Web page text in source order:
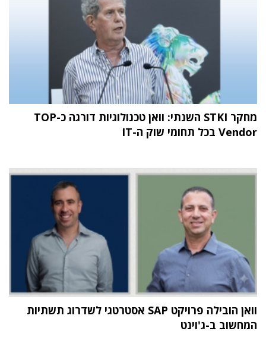
מחקר STKI השנתי: וואן טכנולוגיות דורגה כ-TOP
Vendor בכל תחומי שוק ה-IT
וואן הובילה פרויקט SAP אסטרטגי לשדרוג תשתיות
המחשוב ב-ג'וינט